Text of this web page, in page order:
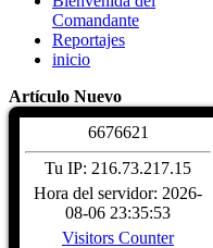
Comandante
Reportajes
inicio
Artículo Nuevo
6676621
Tu IP: 216.73.217.15
Hora del servidor: 2026-
08-06 23:35:53
Visitors Counter